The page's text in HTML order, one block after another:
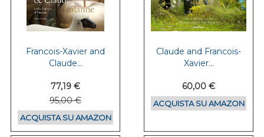
Francois-Xavier and
Claude...
77,19 €
95,00 €
ACQUISTA SU AMAZON
Claude and Francois-
Xavier...
60,00 €
ACQUISTA SU AMAZON